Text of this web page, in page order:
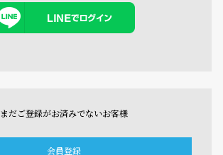
まだご登録がお済みでないお客様
会員登録